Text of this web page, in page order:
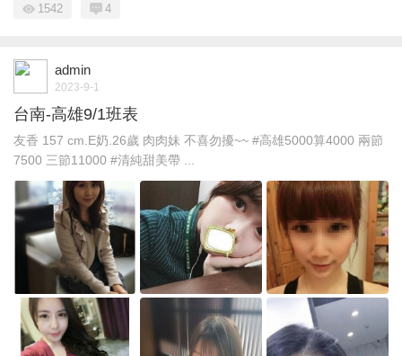
1542 4
admin
2023-9-1
台南-高雄9/1班表
友香 157 cm.E奶.26歲 肉肉妹 不喜勿擾~~ #高雄5000算4000 兩節
7500 三節11000 #清純甜美帶 ...